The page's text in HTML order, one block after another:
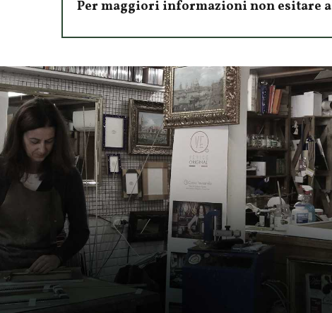
Per maggiori informazioni non esitare a